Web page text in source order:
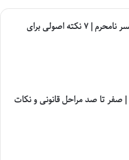
ارتباط دختر و پسر نامحرم | ۷ نکته اصولی برای
تا صد مراحل قانونی و نکات